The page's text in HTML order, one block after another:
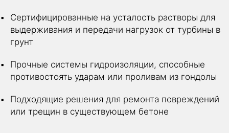
Сертифицированные на усталость растворы для
выдерживания и передачи нагрузок от турбины в
грунт
Прочные системы гидроизоляции, способные
противостоять ударам или проливам из гондолы
Подходящие решения для ремонта повреждений
или трещин в существующем бетоне